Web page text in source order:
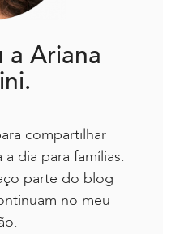
a Ariana
compartilhar
dia para famílias.
parte do blog
no meu